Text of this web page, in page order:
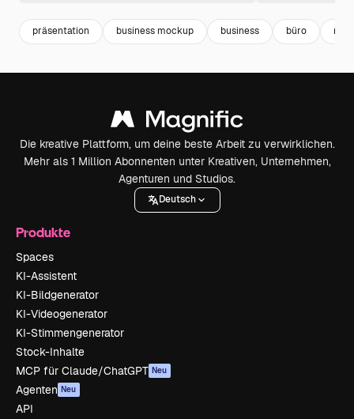
präsentation business mockup business büro
Die kreative Plattform, um deine beste Arbeit zu verwirklichen.
Mehr als 1 Million Abonnenten unter Kreativen, Unternehmen,
Agenturen und Studios.
Deutsch
Produkte
Spaces
KI-Assistent
KI-Bildgenerator
KI-Videogenerator
KI-Stimmengenerator
Stock-Inhalte
MCP für Claude/ChatGPT Neu
Agenten Neu
API